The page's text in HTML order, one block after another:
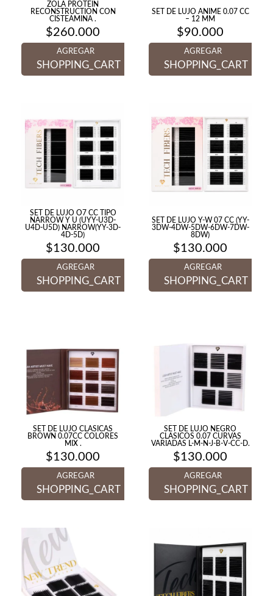
ZOLA PROTEIN
RECONSTRUCTION CON
CISTEAMINA .
$260.000
AGREGAR
SHOPPING_CART
SET DE LUJO ANIME 0.07 CC
– 12 MM
$90.000
AGREGAR
SHOPPING_CART
SET DE LUJO O7 CC TIPO
NARROW Y U (UYY-U3D-
U4D-U5D) NARROW(YY-3D-
4D-5D)
$130.000
AGREGAR
SHOPPING_CART
SET DE LUJO Y-W 07 CC (YY-
3DW-4DW-5DW-6DW-7DW-
8DW)
$130.000
AGREGAR
SHOPPING_CART
SET DE LUJO CLASICAS
BROWN 0.07CC COLORES
MIX .
$130.000
AGREGAR
SHOPPING_CART
SET DE LUJO NEGRO
CLASICOS 0.07 CURVAS
VARIADAS L-M-N-J-B-V-CC-D.
$130.000
AGREGAR
SHOPPING_CART